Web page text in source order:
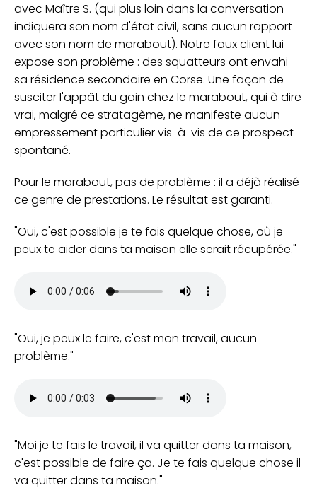
avec Maître S. (qui plus loin dans la conversation
indiquera son nom d'état civil, sans aucun rapport
avec son nom de marabout). Notre faux client lui
expose son problème : des squatteurs ont envahi
sa résidence secondaire en Corse. Une façon de
susciter l'appât du gain chez le marabout, qui à dire
vrai, malgré ce stratagème, ne manifeste aucun
empressement particulier vis-à-vis de ce prospect
spontané.
Pour le marabout, pas de problème : il a déjà réalisé
ce genre de prestations. Le résultat est garanti.
Oui, c'est possible je te fais quelque chose, où je
peux te aider dans ta maison elle serait récupérée.
Oui, je peux le faire, c'est mon travail, aucun
problème.
Moi je te fais le travail, il va quitter dans ta maison,
c'est possible de faire ça. Je te fais quelque chose il
va quitter dans ta maison.